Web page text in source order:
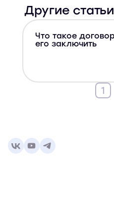
Другие
Что такое
его заключить
1